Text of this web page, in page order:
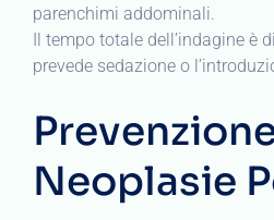
parenchimi addominali.
Il tempo totale dell’indagine è
prevede sedazione o
Neoplasie